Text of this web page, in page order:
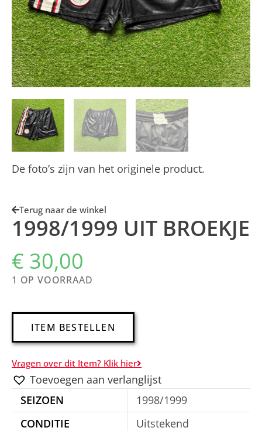
De foto’s zijn van het originele product.
Terug naar de winkel
1998/1999 UIT BROEKJE
€ 30,00
1 OP VOORRAAD
ITEM BESTELLEN
e
r
n
a
Vragen over dit Item? Klik hier
Toevoegen aan verlanglijst
SEIZOEN
1998/1999
CONDITIE
Uitstekend